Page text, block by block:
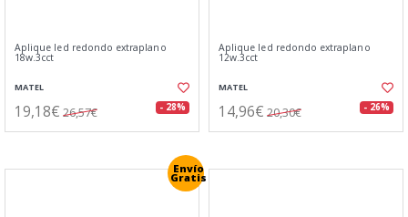
Aplique led redondo extraplano
18w.3cct
MATEL
19,18€ 26,57€ - 28%
Aplique led redondo extraplano
12w.3cct
MATEL
14,96€ 20,30€ - 26%
Envío
Gratis